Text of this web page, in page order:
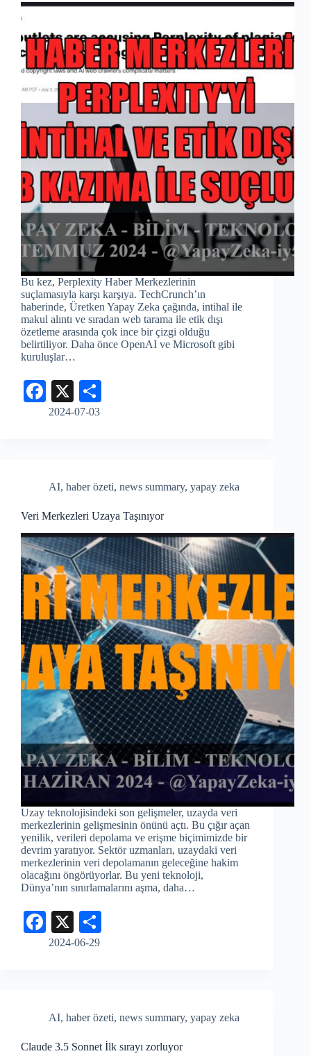
Bu kez, Perplexity Haber Merkezlerinin
suçlamasıyla karşı karşıya. TechCrunch’ın
haberinde, Üretken Yapay Zeka çağında, intihal ile
makul alıntı ve sıradan web tarama ile etik dışı
özetleme arasında çok ince bir çizgi olduğu
belirtiliyor. Daha önce OpenAI ve Microsoft gibi
kuruluşlar…
Fa
ce
X
2024-07-03
AI, haber özeti, news summary, yapay zeka
Veri Merkezleri Uzaya Taşınıyor
Uzay teknolojisindeki son gelişmeler, uzayda veri
merkezlerinin gelişmesinin önünü açtı. Bu çığır açan
yenilik, verileri depolama ve erişme biçimimizde bir
devrim yaratıyor. Sektör uzmanları, uzaydaki veri
merkezlerinin veri depolamanın geleceğine hakim
olacağını öngörüyorlar. Bu yeni teknoloji,
Dünya’nın sınırlamalarını aşma, daha…
Fa
ce
X
2024-06-29
AI, haber özeti, news summary, yapay zeka
Claude 3.5 Sonnet İlk sırayı zorluyor